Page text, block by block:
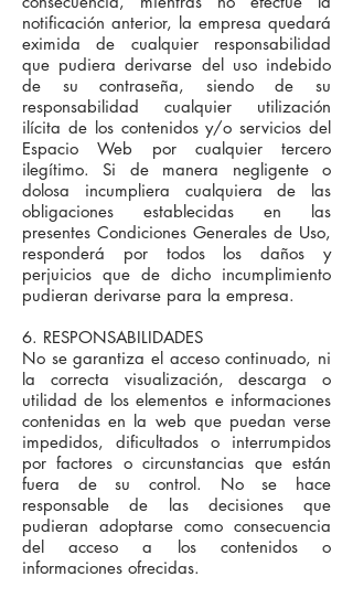
notificación anterior, la empresa quedará
eximida de cualquier responsabilidad
que pudiera derivarse del uso indebido
de su contraseña, siendo de su
responsabilidad cualquier utilización
ilícita de los contenidos y/o servicios del
Espacio Web por cualquier tercero
ilegítimo. Si de manera negligente o
dolosa incumpliera cualquiera de las
obligaciones establecidas en las
presentes Condiciones Generales de Uso,
responderá por todos los daños y
perjuicios que de dicho incumplimiento
pudieran derivarse para la empresa.
6. RESPONSABILIDADES
No se garantiza el acceso continuado, ni
la correcta visualización, descarga o
utilidad de los elementos e informaciones
contenidas en la web que puedan verse
impedidos, dificultados o interrumpidos
por factores o circunstancias que están
fuera de su control. No se hace
responsable de las decisiones que
pudieran adoptarse como consecuencia
del acceso a los contenidos o
informaciones ofrecidas.